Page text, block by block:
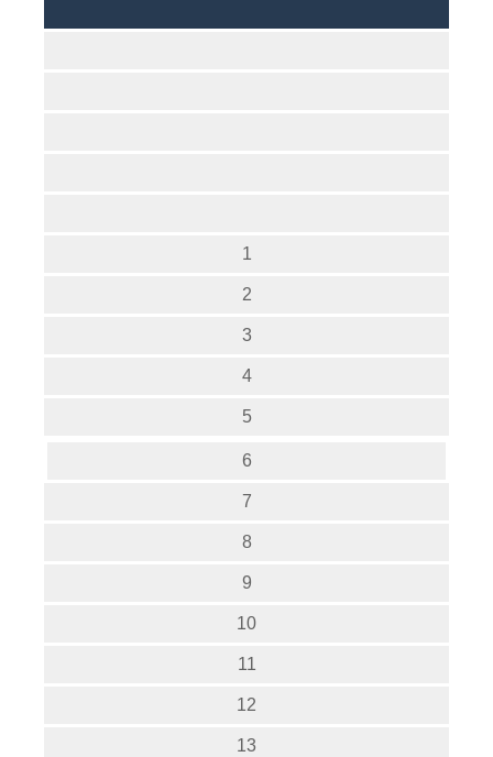
1
2
3
4
5
6
7
8
9
10
11
12
13